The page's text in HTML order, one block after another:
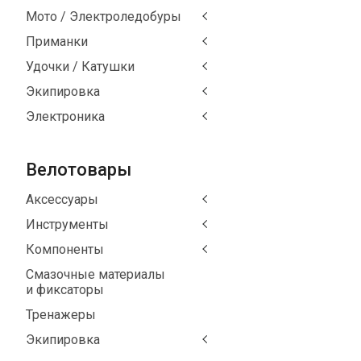
Мото / Электроледобуры
Приманки
Удочки / Катушки
Экипировка
Электроника
Велотовары
Аксессуары
Инструменты
Компоненты
Смазочные материалы
и фиксаторы
Тренажеры
Экипировка